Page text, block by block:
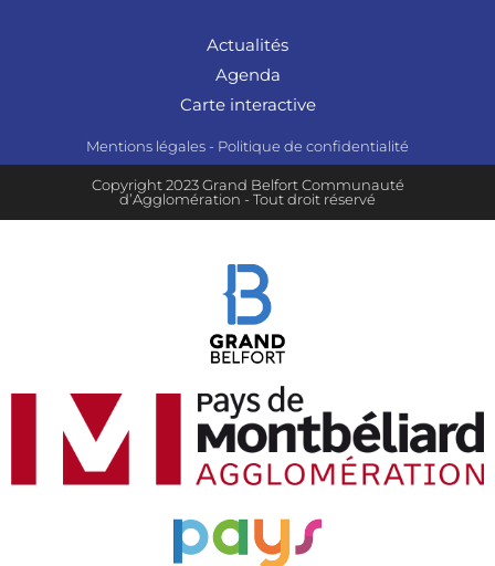
Actualités
Agenda
Carte interactive
Mentions légales - Politique de confidentialité
Copyright 2023 Grand Belfort Communauté
d’Agglomération - Tout droit réservé